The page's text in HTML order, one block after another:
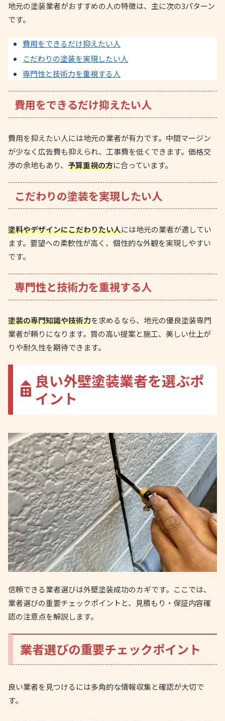
地元の塗装業者がおすすめの人の特徴は、主に次の3パターン
です。
費用をできるだけ抑えたい人
こだわりの塗装を実現したい人
専門性と技術力を重視する人
費用をできるだけ抑えたい人
費用を抑えたい人には地元の業者が有力です。中間マージン
が少なく広告費も抑えられ、工事費を低くできます。価格交
渉の余地もあり、 予算重視の方に合っています。
こだわりの塗装を実現したい人
塗料やデザインにこだわりたい人には地元の業者が適してい
ます。要望への柔軟性が高く、個性的な外観を実現しやすい
です。
専門性と技術力を重視する人
塗装の専門知識や技術力を求めるなら、地元の優良塗装専門
業者が頼りになります。質の高い提案と施工、美しい仕上が
りや耐久性を期待できます。
良い外壁塗装業者を選ぶポ
イント
信頼できる業者選びは外壁塗装成功のカギです。ここでは、
業者選びの重要チェックポイントと、見積もり・保証内容確
認の注意点を解説します。
業者選びの重要チェックポイント
良い業者を見つけるには多角的な情報収集と確認が大切で
す。